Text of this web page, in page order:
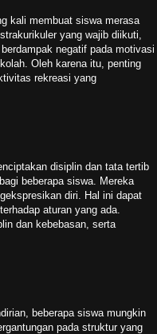
kali membuat siswa merasa
yang wajib diikuti,
negatif pada motivasi
Oleh karena itu, penting
rekreasi yang
disiplin dan tata tertib
beberapa siswa. Mereka
diri. Hal ini dapat
aturan yang ada.
dan kebebasan, serta
beberapa siswa mungkin
pada struktur yang